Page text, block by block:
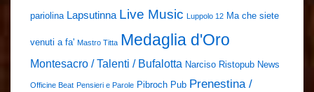
pariolina Lapsutinna Live Music Luppolo 12 Ma che siete
venuti a fa' Mastro Titta Medaglia d'Oro
Montesacro / Talenti / Bufalotta Narciso Ristopub News
Officine Beat Pensieri e Parole Pibroch Pub Prenestina /